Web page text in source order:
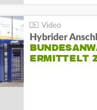
Hybrider
ERMITTELT